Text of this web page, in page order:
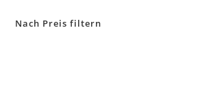
Nach Preis filtern